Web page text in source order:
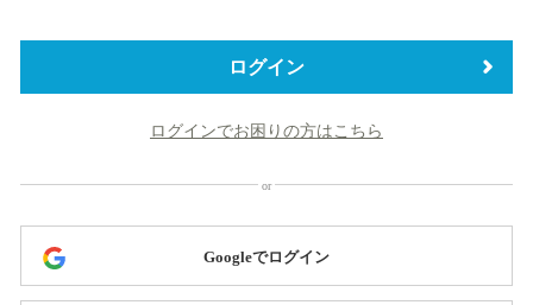
替
ログイン
ログインでお困りの方はこちら
Googleでログイン